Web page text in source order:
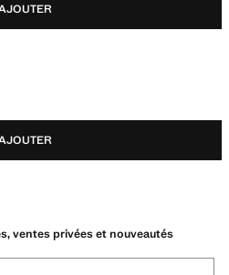
ventes privées et nouveautés